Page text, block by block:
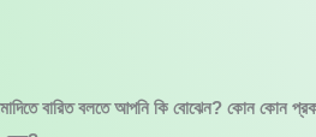
বারিত বলতে আপনি কি বোঝেন? কোন কোন